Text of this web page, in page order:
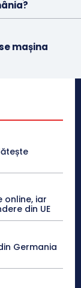
mașina
online, iar
din UE
Germania